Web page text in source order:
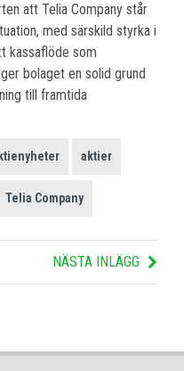
att Telia Company står
med särskild styrka i
kassaflöde som
bolaget en solid grund
till framtida
aktier
Telia Company
NÄSTA INLÄGG